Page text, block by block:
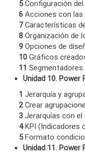
5Configuración del
6 Acciones con las
7Características
8 Organización de
9 Opciones de
10 Gráficos
11 Segmentadores.
Unidad 10. Power
1 Jerarquía y
2Crear
3 Jerarquías con el
4KPI (Indicadores
5Formato
Unidad 11. Power